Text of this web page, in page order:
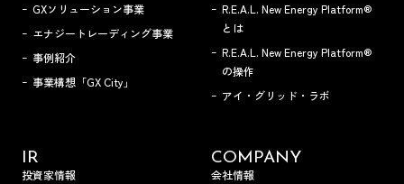
GXソリューション事業
エナジートレーディング事業
事例紹介
事業構想「GX City」
R.E.A.L. New Energy Platform®
とは
R.E.A.L. New Energy Platform®
の操作
アイ・グリッド・ラボ
IR
投資家情報
COMPANY
会社情報